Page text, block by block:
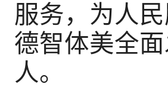
服务，为人
德智体美全
人。